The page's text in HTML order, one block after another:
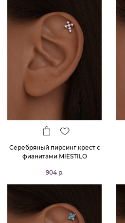
Серебряный пирсинг крест с
фианитами MIESTILO
904 р.